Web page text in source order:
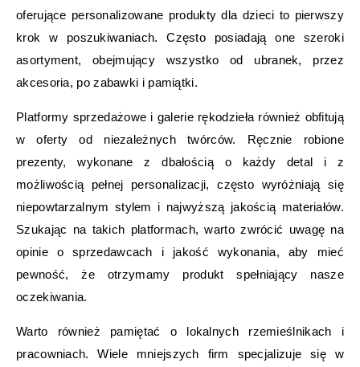
oferujące personalizowane produkty dla dzieci to pierwszy
krok w poszukiwaniach. Często posiadają one szeroki
asortyment, obejmujący wszystko od ubranek, przez
akcesoria, po zabawki i pamiątki.
Platformy sprzedażowe i galerie rękodzieła również obfitują
w oferty od niezależnych twórców. Ręcznie robione
prezenty, wykonane z dbałością o każdy detal i z
możliwością pełnej personalizacji, często wyróżniają się
niepowtarzalnym stylem i najwyższą jakością materiałów.
Szukając na takich platformach, warto zwrócić uwagę na
opinie o sprzedawcach i jakość wykonania, aby mieć
pewność, że otrzymamy produkt spełniający nasze
oczekiwania.
Warto również pamiętać o lokalnych rzemieślnikach i
pracowniach. Wiele mniejszych firm specjalizuje się w